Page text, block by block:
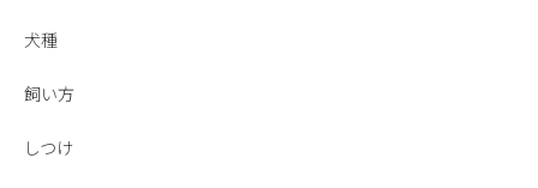
犬種
飼い方
しつけ